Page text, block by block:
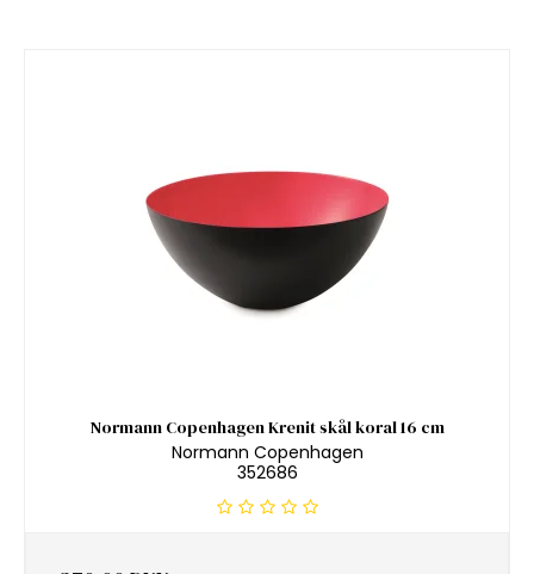
Normann Copenhagen Krenit skål koral 16 cm
Normann Copenhagen
352686